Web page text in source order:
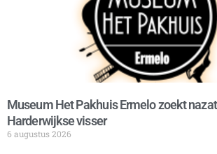
Museum Het Pakhuis Ermelo zoekt
Harderwijkse visser
6 augustus 2026